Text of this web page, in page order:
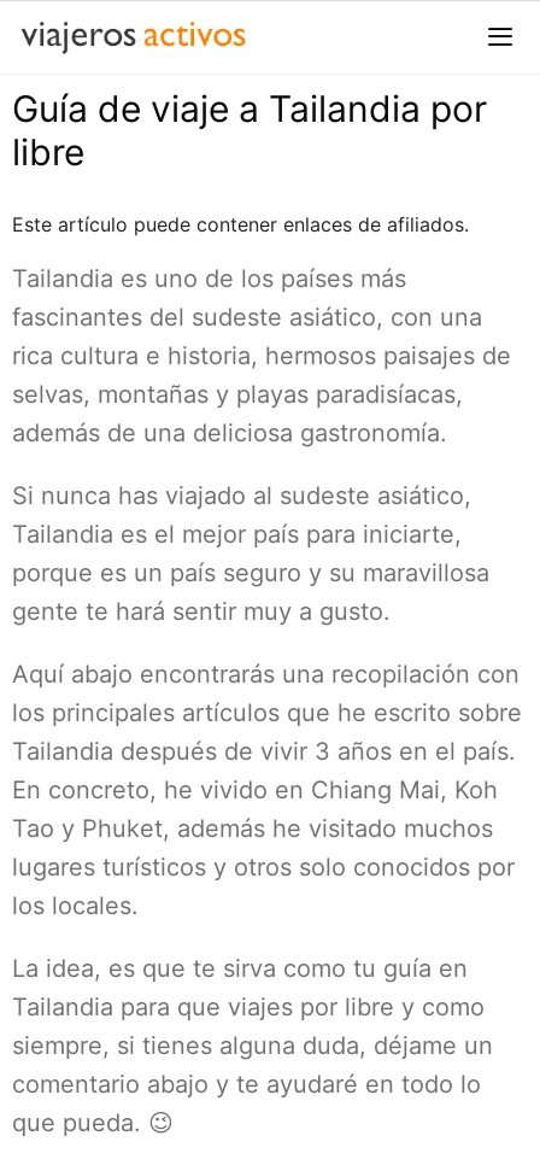
Saltar
contenido
Guía de viaje a Tailandia por
libre
Este artículo puede contener enlaces de afiliados.
Tailandia es uno de los países más
fascinantes del sudeste asiático, con una
rica cultura e historia, hermosos paisajes de
selvas, montañas y playas paradisíacas,
además de una deliciosa gastronomía.
Si nunca has viajado al sudeste asiático,
Tailandia es el mejor país para iniciarte,
porque es un país seguro y su maravillosa
gente te hará sentir muy a gusto.
Aquí abajo encontrarás una recopilación con
los principales artículos que he escrito sobre
Tailandia después de vivir 3 años en el país.
En concreto, he vivido en Chiang Mai, Koh
Tao y Phuket, además he visitado muchos
lugares turísticos y otros solo conocidos por
los locales.
La idea, es que te sirva como tu guía en
Tailandia para que viajes por libre y como
siempre, si tienes alguna duda, déjame un
comentario abajo y te ayudaré en todo lo
que pueda. 😉